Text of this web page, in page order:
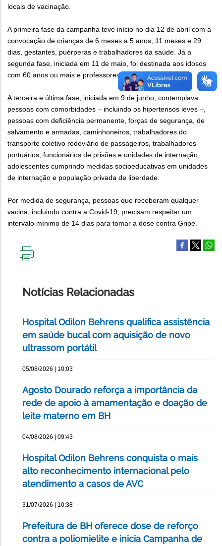
locais de vacinação.
A primeira fase da campanha teve início no dia 12 de abril com a
convocação de crianças de 6 meses a 5 anos, 11 meses e 29
dias, gestantes, puérperas e trabalhadores da saúde. Já a
segunda fase, iniciada em 11 de maio, foi destinada aos idosos
com 60 anos ou mais e professores.
A terceira e última fase, iniciada em 9 de junho, contemplava
pessoas com comorbidades – incluindo os hipertensos leves –,
pessoas com deficiência permanente, forças de segurança, de
salvamento e armadas, caminhoneiros, trabalhadores do
transporte coletivo rodoviário de passageiros, trabalhadores
portuários, funcionários de prisões e unidades de internação,
adolescentes cumprindo medidas socioeducativas em unidades
de internação e população privada de liberdade.
Por medida de segurança, pessoas que receberam qualquer
vacina, incluindo contra a Covid-19, precisam respeitar um
intervalo mínimo de 14 dias para tomar a dose contra Gripe.
Notícias Relacionadas
Hospital Odilon Behrens qualifica assistência
em saúde bucal com aquisição de novo
ultrassom portátil
05/08/2026 | 10:03
Agosto Dourado reforça a importância da
rede de apoio à amamentação e doação de
leite materno em BH
04/08/2026 | 09:43
Hospital Odilon Behrens conquista o mais
alto reconhecimento internacional pelo
atendimento a casos de AVC
31/07/2026 | 10:38
Prefeitura de BH oferece dose de reforço
contra a poliomielite e inicia Campanha de